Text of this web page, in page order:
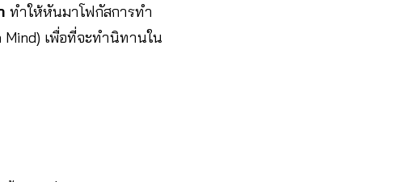
ทำให้หันมาโฟกัสการทำ
Mind) เพื่อที่จะทำนิทานใน